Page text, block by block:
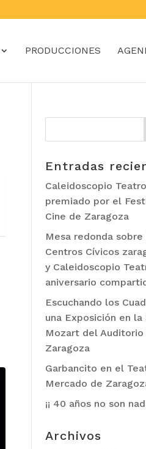
PRODUCCIONES
Entradas
Caleidoscopio
premiado por el
Cine de Zaragoza
Mesa redonda sobre
Centros Cívicos
y Caleidoscopio
aniversario
Escuchando los
una Exposición en la
Mozart del Auditorio
Zaragoza
Garbancito en el
Mercado de
¡¡ 40 años no son
Archivos